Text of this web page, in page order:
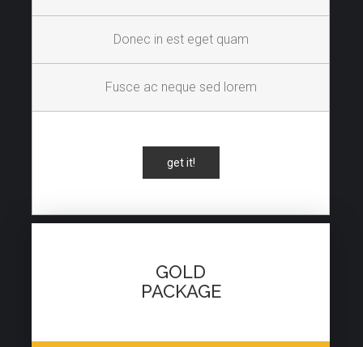
Donec in est eget quam
Fusce ac neque sed lorem
get it!
GOLD
PACKAGE